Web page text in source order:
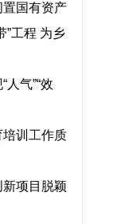
国有资产
”工程 为乡
气”“效
训工作质
项目脱颖